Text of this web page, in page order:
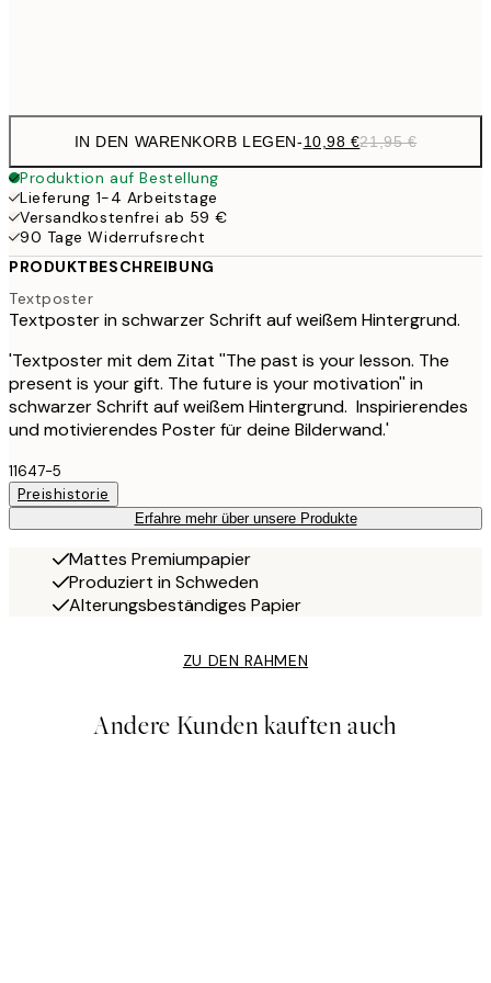
IN DEN WARENKORB LEGEN-10,98 €21,95 €
Produktion auf Bestellung
Lieferung 1-4 Arbeitstage
Versandkostenfrei ab 59 €
90 Tage Widerrufsrecht
PRODUKTBESCHREIBUNG
Textposter
Textposter in schwarzer Schrift auf weißem Hintergrund.
'Textposter mit dem Zitat ''The past is your lesson. The
present is your gift. The future is your motivation'' in
schwarzer Schrift auf weißem Hintergrund. Inspirierendes
und motivierendes Poster für deine Bilderwand.'
11647-5
Preishistorie
Erfahre mehr über unsere Produkte
Mattes Premiumpapier
Produziert in Schweden
Alterungsbeständiges Papier
ZU DEN RAHMEN
Andere Kunden kauften auch